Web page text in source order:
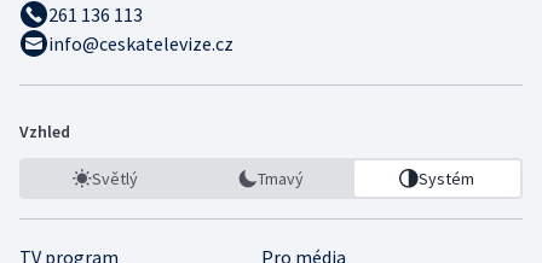
261 136 113
info@ceskatelevize.cz
Vzhled
Světlý Tmavý Systém
TV program
Pro média